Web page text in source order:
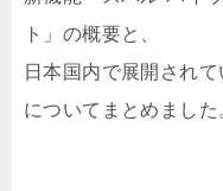
ト」の概要と、
日本国内で展開され
についてまとめました